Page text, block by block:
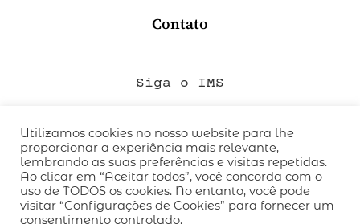
Contato
Siga o IMS
QUEM SOMOS
CÓDIGO DE CONDUTA
POLÍTICA DE PRIVACIDADE
TERMOS DE USO
Utilizamos cookies no nosso website para lhe
proporcionar a experiência mais relevante,
lembrando as suas preferências e visitas repetidas.
Ao clicar em “Aceitar todos”, você concorda com o
uso de TODOS os cookies. No entanto, você pode
visitar “Configurações de Cookies” para fornecer um
consentimento controlado.